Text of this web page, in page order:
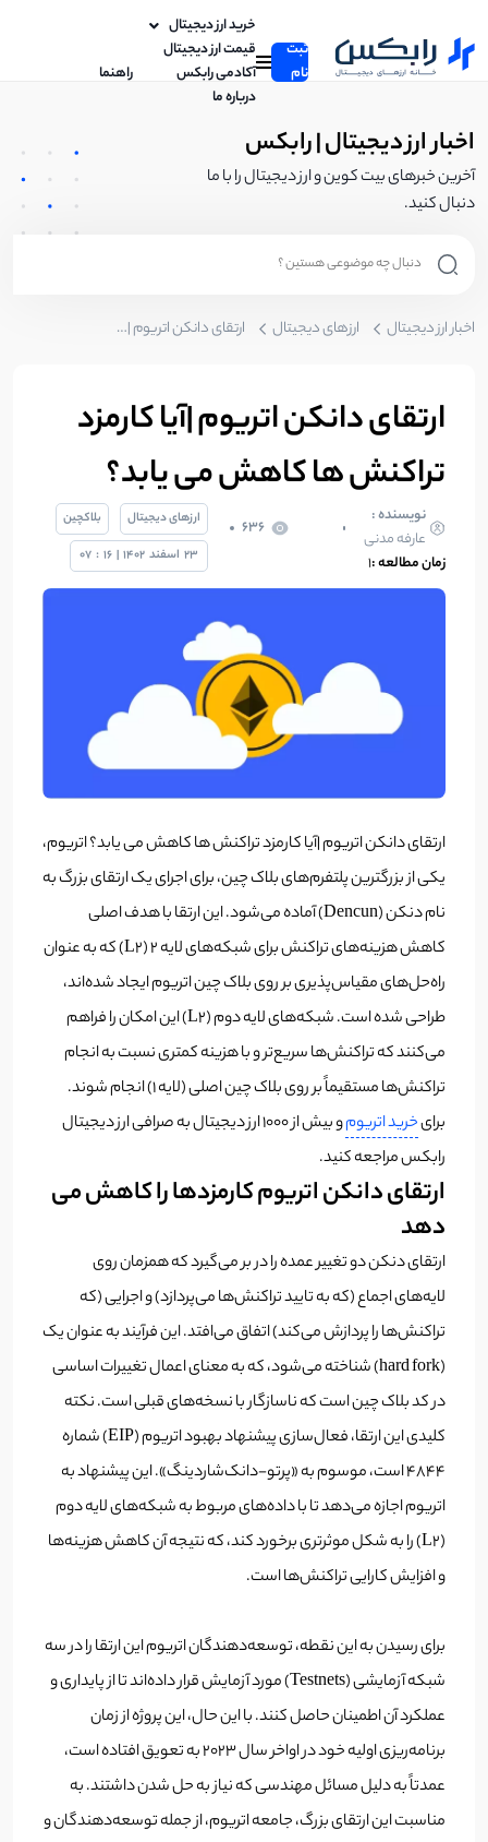
ثبت
نام
خرید ارز دیجیتال
قیمت ارز دیجیتال
آکادمی رابکس
راهنما
درباره ما
اخبار ارز دیجیتال | رابکس
آخرین خبرهای بیت کوین و ارز دیجیتال را با ما
دنبال کنید.
اخبار ارز دیجیتال ارزهای دیجیتال ارتقای دانکن اتریوم |آیا کارمزد‌ تراکنش ها کاهش می‌ یابد؟
ارتقای دانکن اتریوم |آیا کارمزد‌
تراکنش ها کاهش می‌ یابد؟
نویسنده :
عارفه مدنی
636
زمان مطالعه :۱
ارزهای دیجیتال
بلاکچین
23 اسفند 1402
|
16
:
07
ارتقای دانکن اتریوم |آیا کارمزد‌ تراکنش ها کاهش می‌ یابد؟ اتریوم،
یکی از بزرگترین پلتفرم‌های بلاک چین، برای اجرای یک ارتقای بزرگ به
نام دنکن (Dencun) آماده می‌شود. این ارتقا با هدف اصلی
کاهش هزینه‌های تراکنش برای شبکه‌های لایه ۲ (L2) که به عنوان
راه‌حل‌های مقیاس‌پذیری بر روی بلاک چین اتریوم ایجاد شده‌اند،
طراحی شده است. شبکه‌های لایه دوم (L2) این امکان را فراهم
می‌کنند که تراکنش‌ها سریع‌تر و با هزینه کمتری نسبت به انجام
تراکنش‌ها مستقیماً بر روی بلاک چین اصلی (لایه 1) انجام شوند.
برایخرید اتریوم
و بیش از ۱۰۰۰ ارز دیجیتال به صرافی ارز دیجیتال
رابکس مراجعه کنید.
ارتقای دانکن اتریوم کارمزد‌ها را کاهش می
دهد
ارتقای دنکن دو تغییر عمده را در بر می‌گیرد که همزمان روی
لایه‌های اجماع (که به تایید تراکنش‌ها می‌پردازد) و اجرایی (که
تراکنش‌ها را پردازش می‌کند) اتفاق می‌افتد. این فرآیند به عنوان یک
(hard fork) شناخته می‌شود، که به معنای اعمال تغییرات اساسی
در کد بلاک چین است که ناسازگار با نسخه‌های قبلی است. نکته
کلیدی این ارتقا، فعال‌سازی پیشنهاد بهبود اتریوم (EIP) شماره
4844 است، موسوم به «پرتو-دانک‌شاردینگ». این پیشنهاد به
اتریوم اجازه می‌دهد تا با داده‌های مربوط به شبکه‌های لایه دوم
(L2) را به شکل موثرتری برخورد کند، که نتیجه آن کاهش هزینه‌ها
و افزایش کارایی تراکنش‌ها است.
برای رسیدن به این نقطه، توسعه‌دهندگان اتریوم این ارتقا را در سه
شبکه آزمایشی (Testnets) مورد آزمایش قرار داده‌اند تا از پایداری و
عملکرد آن اطمینان حاصل کنند. با این حال، این پروژه از زمان
برنامه‌ریزی اولیه خود در اواخر سال 2023 به تعویق افتاده است،
عمدتاً به دلیل مسائل مهندسی که نیاز به حل شدن داشتند. به
مناسبت این ارتقای بزرگ، جامعه اتریوم، از جمله توسعه‌دهندگان و